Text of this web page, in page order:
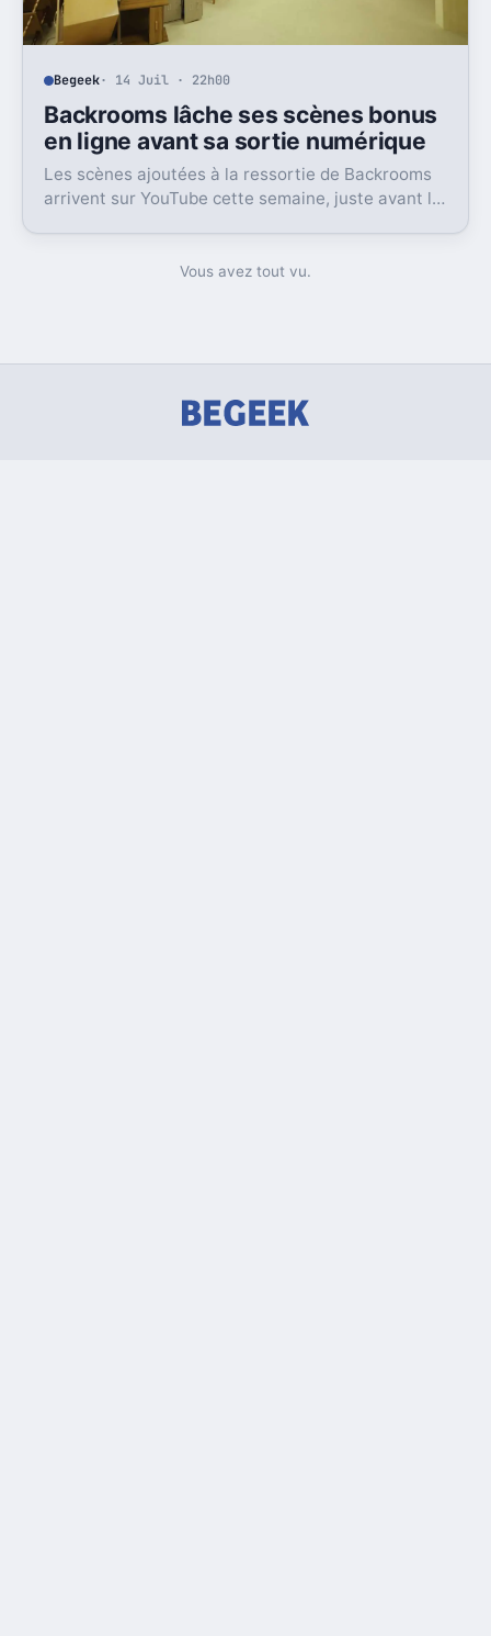
Begeek· 14 Juil · 22h00
Backrooms lâche ses scènes bonus
en ligne avant sa sortie numérique
Les scènes ajoutées à la ressortie de Backrooms
arrivent sur YouTube cette semaine, juste avant la